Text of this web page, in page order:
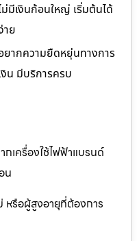
ม่มีเงินก้อนใหญ่ เริ่มต้นได้
าย
ยากความยืดหยุ่นทางการ
งิน มีบริการครบ
เครื่องใช้ไฟฟ้าแบรนด์
น
หรือผู้สูงอายุที่ต้องการ